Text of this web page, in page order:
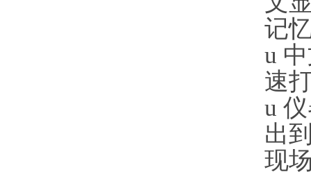
记
u
速
u
出
现